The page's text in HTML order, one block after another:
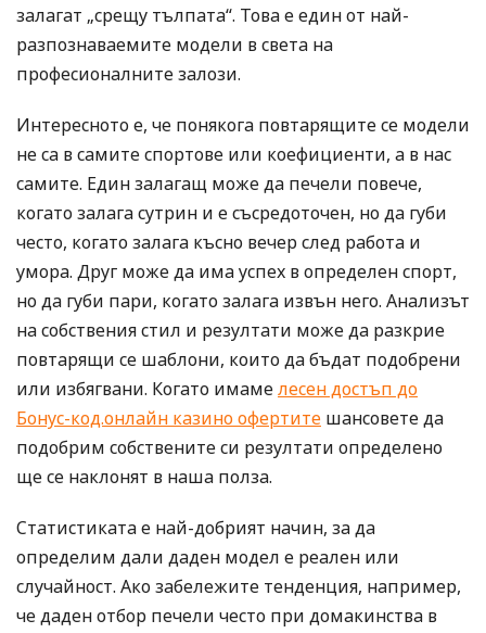
залагат „срещу тълпата“. Това е един от най-
разпознаваемите модели в света на
професионалните залози.
Интересното е, че понякога повтарящите се модели
не са в самите спортове или коефициенти, а в нас
самите. Един залагащ може да печели повече,
когато залага сутрин и е съсредоточен, но да губи
често, когато залага късно вечер след работа и
умора. Друг може да има успех в определен спорт,
но да губи пари, когато залага извън него. Анализът
на собствения стил и резултати може да разкрие
повтарящи се шаблони, които да бъдат подобрени
или избягвани. Когато имамелесен достъп до
Бонус-код.онлайн казино офертите шансовете да
подобрим собствените си резултати определено
ще се наклонят в наша полза.
Статистиката е най-добрият начин, за да
определим дали даден модел е реален или
случайност. Ако забележите тенденция, например,
че даден отбор печели често при домакинства в